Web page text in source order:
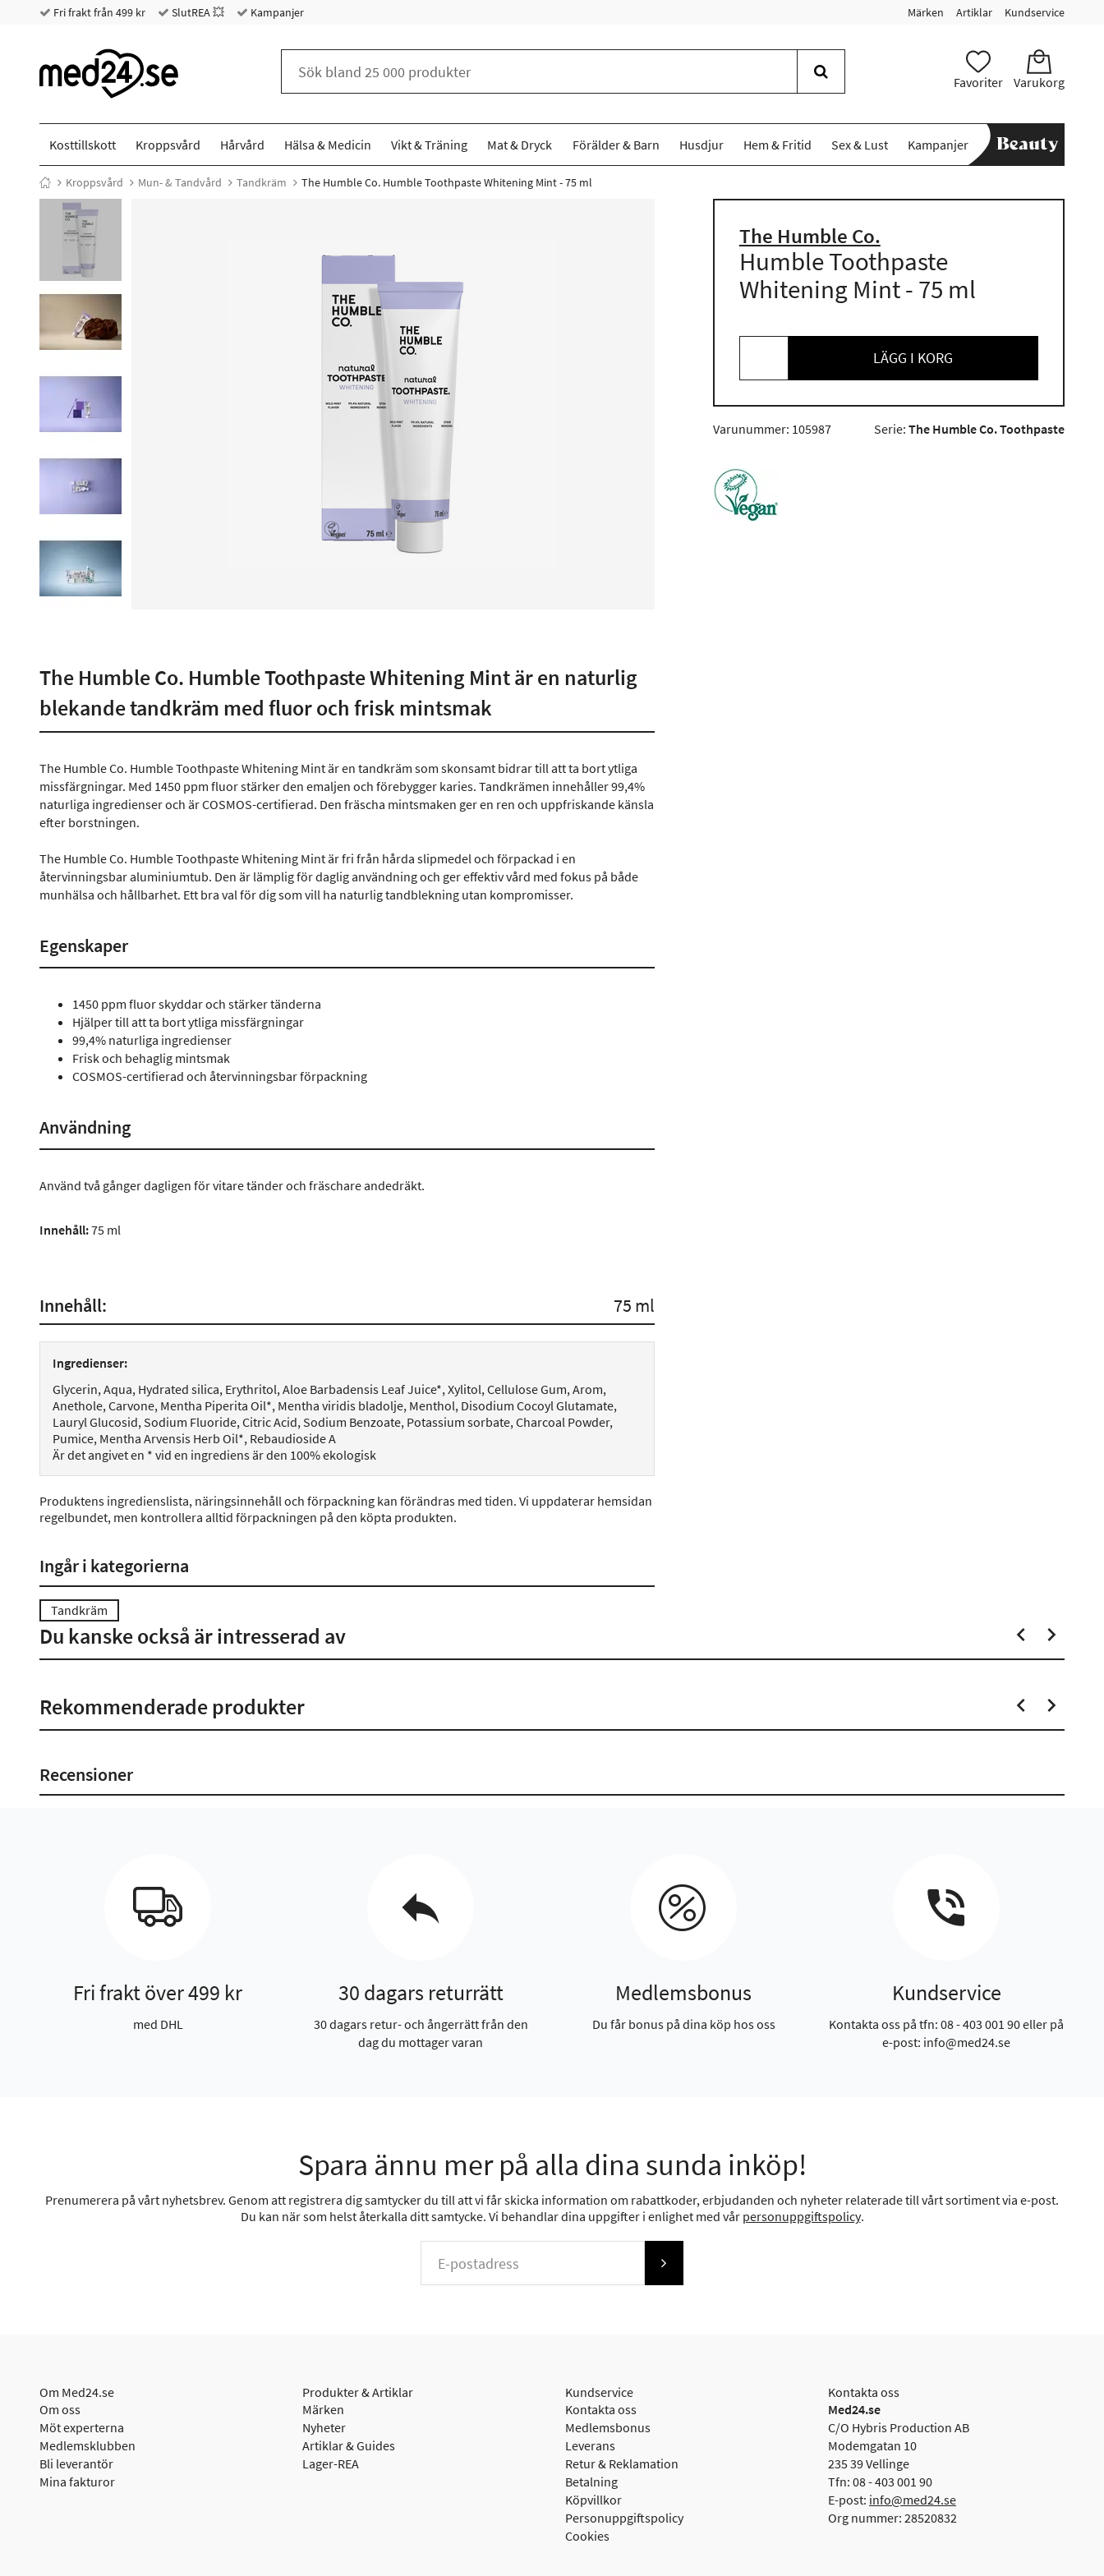
Fri frakt från 499 kr SlutREA 💥 Kampanjer Märken Artiklar Kundservice
Favoriter Varukorg
Kosttillskott Kroppsvård Hårvård Hälsa & Medicin Vikt & Träning Mat & Dryck Förälder & Barn Husdjur Hem & Fritid Sex & Lust Kampanjer
Kroppsvård Mun- & Tandvård Tandkräm The Humble Co. Humble Toothpaste Whitening Mint - 75 ml
The Humble Co.
Humble Toothpaste
Whitening Mint - 75 ml
LÄGG I KORG
Varunummer: 105987 Serie: The Humble Co. Toothpaste
The Humble Co. Humble Toothpaste Whitening Mint är en naturlig
blekande tandkräm med fluor och frisk mintsmak
The Humble Co. Humble Toothpaste Whitening Mint är en tandkräm som skonsamt bidrar till att ta bort ytliga
missfärgningar. Med 1450 ppm fluor stärker den emaljen och förebygger karies. Tandkrämen innehåller 99,4%
naturliga ingredienser och är COSMOS-certifierad. Den fräscha mintsmaken ger en ren och uppfriskande känsla
efter borstningen.
The Humble Co. Humble Toothpaste Whitening Mint är fri från hårda slipmedel och förpackad i en
återvinningsbar aluminiumtub. Den är lämplig för daglig användning och ger effektiv vård med fokus på både
munhälsa och hållbarhet. Ett bra val för dig som vill ha naturlig tandblekning utan kompromisser.
Egenskaper
1450 ppm fluor skyddar och stärker tänderna
Hjälper till att ta bort ytliga missfärgningar
99,4% naturliga ingredienser
Frisk och behaglig mintsmak
COSMOS-certifierad och återvinningsbar förpackning
Användning
Använd två gånger dagligen för vitare tänder och fräschare andedräkt.
Innehåll:75 ml
Innehåll: 75 ml
Ingredienser:
Glycerin, Aqua, Hydrated silica, Erythritol, Aloe Barbadensis Leaf Juice*, Xylitol, Cellulose Gum, Arom,
Anethole, Carvone, Mentha Piperita Oil*, Mentha viridis bladolje, Menthol, Disodium Cocoyl Glutamate,
Lauryl Glucosid, Sodium Fluoride, Citric Acid, Sodium Benzoate, Potassium sorbate, Charcoal Powder,
Pumice, Mentha Arvensis Herb Oil*, Rebaudioside A
Är det angivet en * vid en ingrediens är den 100% ekologisk
Produktens ingredienslista, näringsinnehåll och förpackning kan förändras med tiden. Vi uppdaterar hemsidan
regelbundet, men kontrollera alltid förpackningen på den köpta produkten.
Ingår i kategorierna
Tandkräm
Du kanske också är intresserad av
Rekommenderade produkter
Recensioner
Fri frakt över 499 kr
med DHL
30 dagars returrätt
30 dagars retur- och ångerrätt från den
dag du mottager varan
Medlemsbonus
Du får bonus på dina köp hos oss
Kundservice
Kontakta oss på tfn: 08 - 403 001 90 eller på
e-post: info@med24.se
Spara ännu mer på alla dina sunda inköp!
Prenumerera på vårt nyhetsbrev. Genom att registrera dig samtycker du till att vi får skicka information om rabattkoder, erbjudanden och nyheter relaterade till vårt sortiment via e-post.
Du kan när som helst återkalla ditt samtycke. Vi behandlar dina uppgifter i enlighet med vår personuppgiftspolicy.
Om Med24.se
Om oss
Möt experterna
Medlemsklubben
Bli leverantör
Mina fakturor
Produkter & Artiklar
Märken
Nyheter
Artiklar & Guides
Lager-REA
Kundservice
Kontakta oss
Medlemsbonus
Leverans
Retur & Reklamation
Betalning
Köpvillkor
Personuppgiftspolicy
Cookies
Kontakta oss
Med24.se
C/O Hybris Production AB
Modemgatan 10
235 39 Vellinge
Tfn: 08 - 403 001 90
E-post: info@med24.se
Org nummer: 28520832